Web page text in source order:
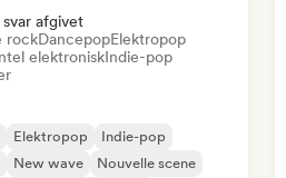
svar afgivet
rockDancepopElektropop
elektroniskIndie-pop
Elektropop
Indie-pop
New wave
Nouvelle scene